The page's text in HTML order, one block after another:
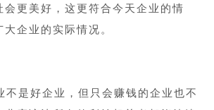
会更美好，这更符合今天企业的情
企业的实际情况。
不是好企业，但只会赚钱的企业也不